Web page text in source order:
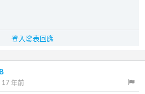
登入發表回應
17 年前